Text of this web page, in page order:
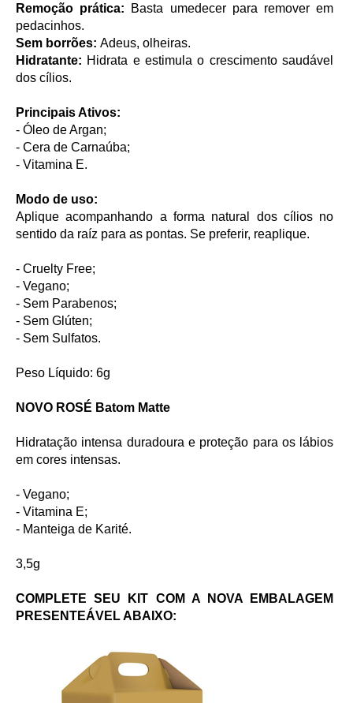
Remoção prática: Basta umedecer para remover em
pedacinhos.
Sem borrões: Adeus, olheiras.
Hidratante: Hidrata e estimula o crescimento saudável
dos cílios.
Principais Ativos:
- Óleo de Argan;
- Cera de Carnaúba;
- Vitamina E.
Modo de uso:
Aplique acompanhando a forma natural dos cílios no
sentido da raíz para as pontas. Se preferir, reaplique.
- Cruelty Free;
- Vegano;
- Sem Parabenos;
- Sem Glúten;
- Sem Sulfatos.
Peso Líquido: 6g
NOVO ROSÉ Batom Matte
Hidratação intensa duradoura e proteção para os lábios
em cores intensas.
- Vegano;
- Vitamina E;
- Manteiga de Karité.
3,5g
COMPLETE SEU KIT COM A NOVA EMBALAGEM
PRESENTEÁVEL ABAIXO: